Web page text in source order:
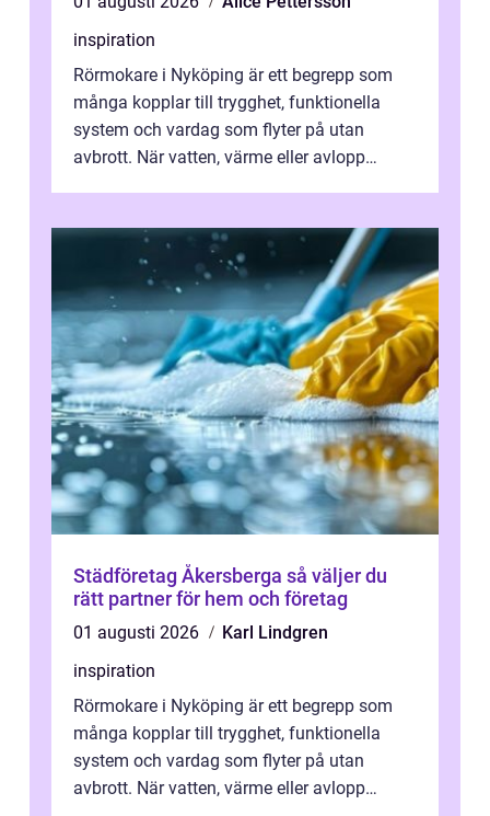
inspiration
Rörmokare i Nyköping är ett begrepp som
många kopplar till trygghet, funktionella
system och vardag som flyter på utan
avbrott. När vatten, värme eller avlopp
Städföretag Åkersberga så väljer du
rätt partner för hem och företag
01 augusti 2026
Karl Lindgren
inspiration
Rörmokare i Nyköping är ett begrepp som
många kopplar till trygghet, funktionella
system och vardag som flyter på utan
avbrott. När vatten, värme eller avlopp